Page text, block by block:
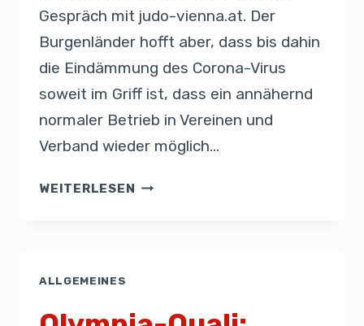
Gespräch mit judo-vienna.at. Der
Burgenländer hofft aber, dass bis dahin
die Eindämmung des Corona-Virus
soweit im Griff ist, dass ein annähernd
normaler Betrieb in Vereinen und
Verband wieder möglich…
WEITERLESEN
ALLGEMEINES